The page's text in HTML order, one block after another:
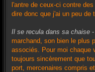
l'antre de ceux-ci contre
dire donc que j'ai un peu de
Il se recula dans sa chaise -
marchand, son bien le plus
associés. Pour moi chaque
toujours sincèrement que
port, mercenaires compris